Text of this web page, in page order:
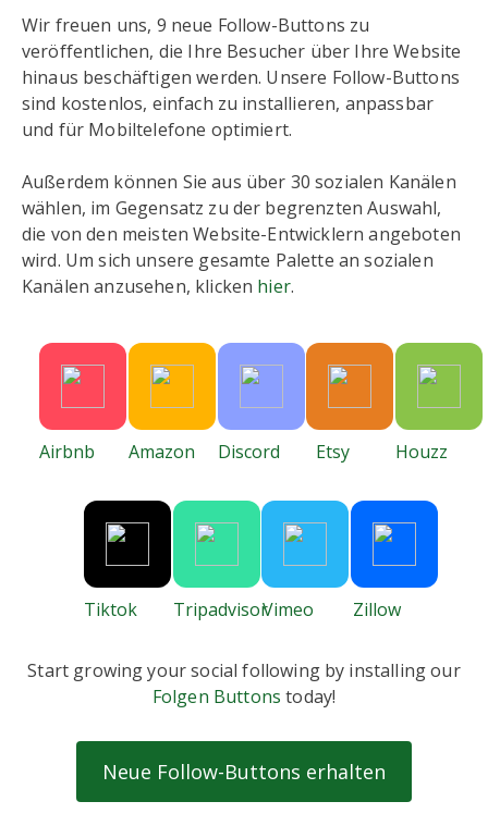
Wir freuen uns, 9 neue Follow-Buttons zu
veröffentlichen, die Ihre Besucher über Ihre Website
hinaus beschäftigen werden. Unsere Follow-Buttons
sind kostenlos, einfach zu installieren, anpassbar
und für Mobiltelefone optimiert.
Außerdem können Sie aus über 30 sozialen Kanälen
wählen, im Gegensatz zu der begrenzten Auswahl,
die von den meisten Website-Entwicklern angeboten
wird. Um sich unsere gesamte Palette an sozialen
Kanälen anzusehen, klicken hier.
Airbnb Amazon Discord Etsy Houzz
Tiktok TripadvisorVimeo Zillow
Start growing your social following by installing our
Folgen Buttons today!
Neue Follow-Buttons erhalten